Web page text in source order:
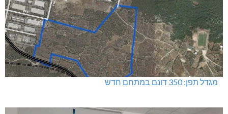
מגדל תפן: 350 דונם במתחם חדש